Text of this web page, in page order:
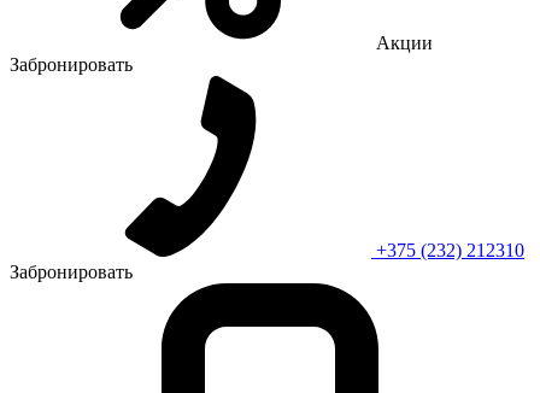
Акции
Забронировать
+375 (232) 212310
Забронировать